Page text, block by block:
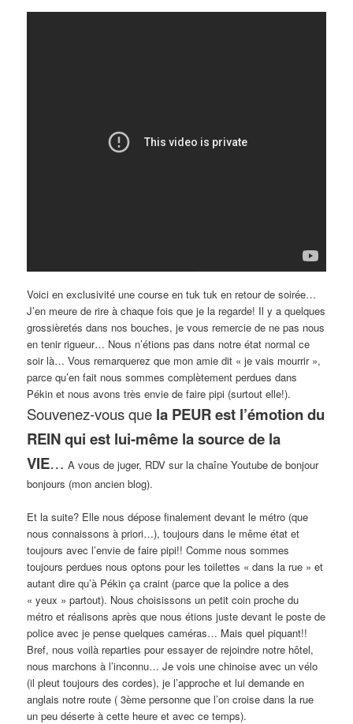
Voici en exclusivité une course en tuk tuk en retour de soirée…
J’en meure de rire à chaque fois que je la regarde! Il y a quelques
grossièretés dans nos bouches, je vous remercie de ne pas nous
en tenir rigueur… Nous n’étions pas dans notre état normal ce
soir là… Vous remarquerez que mon amie dit « je vais mourrir »,
parce qu’en fait nous sommes complètement perdues dans
Pékin et nous avons très envie de faire pipi (surtout elle!).
Souvenez-vous que la PEUR est l’émotion du
REIN qui est lui-même la source de la
VIE… A vous de juger, RDV sur la chaîne Youtube de bonjour
bonjours (mon ancien blog).
Et la suite? Elle nous dépose finalement devant le métro (que
nous connaissons à priori…), toujours dans le même état et
toujours avec l’envie de faire pipi!! Comme nous sommes
toujours perdues nous optons pour les toilettes « dans la rue » et
autant dire qu’à Pékin ça craint (parce que la police a des
« yeux » partout). Nous choisissons un petit coin proche du
métro et réalisons après que nous étions juste devant le poste de
police avec je pense quelques caméras… Mais quel piquant!!
Bref, nous voilà reparties pour essayer de rejoindre notre hôtel,
nous marchons à l’inconnu… Je vois une chinoise avec un vélo
(il pleut toujours des cordes), je l’approche et lui demande en
anglais notre route ( 3ème personne que l’on croise dans la rue
un peu déserte à cette heure et avec ce temps).